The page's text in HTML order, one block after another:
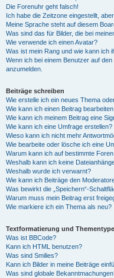
Die Forenuhr geht falsch!
Ich habe die Zeitzone eingestellt,
Meine Sprache steht auf diesem
Was sind das für Bilder, die bei
Wie verwende ich einen Avatar?
Was ist mein Rang und wie kann ich
Wenn ich bei einem Benutzer auf
anzumelden.
Beiträge schreiben
Wie erstelle ich ein neues Thema
Wie kann ich einen Beitrag
Wie kann ich meinem Beitrag eine
Wie kann ich eine Umfrage erstellen?
Wieso kann ich nicht mehr
Wie bearbeite oder lösche ich eine
Warum kann ich auf bestimmte
Weshalb kann ich keine
Weshalb wurde ich verwarnt?
Wie kann ich Beiträge den
Was bewirkt die „Speichern“-
Warum muss mein Beitrag erst
Wie markiere ich ein Thema als neu?
Textformatierung und
Was ist BBCode?
Kann ich HTML benutzen?
Was sind Smilies?
Kann ich Bilder in meine Beiträge
Was sind globale